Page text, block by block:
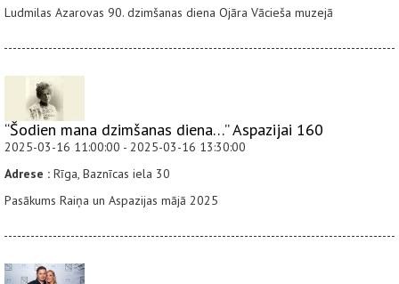
Ludmilas Azarovas 90. dzimšanas diena Ojāra Vācieša muzejā
“Šodien mana dzimšanas diena…” Aspazijai 160
2025-03-16 11:00:00 - 2025-03-16 13:30:00
Adrese : Rīga, Baznīcas iela 30
Pasākums Raiņa un Aspazijas mājā 2025